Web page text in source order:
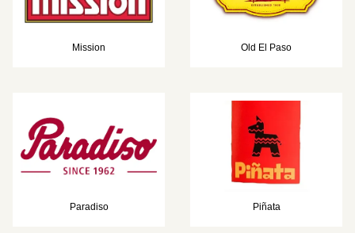
Mission Old El Paso
Paradiso Piñata